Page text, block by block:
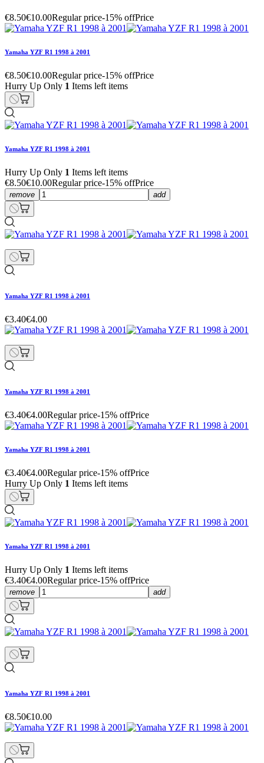
€8.50€10.00Regular price-15% offPrice
Yamaha YZF R1 1998 à 2001
€8.50€10.00Regular price-15% offPrice
Hurry Up Only 1 Items left items
Yamaha YZF R1 1998 à 2001
Hurry Up Only 1 Items left items
€8.50€10.00Regular price-15% offPrice
remove add
Yamaha YZF R1 1998 à 2001
€3.40€4.00
Yamaha YZF R1 1998 à 2001
€3.40€4.00Regular price-15% offPrice
Yamaha YZF R1 1998 à 2001
€3.40€4.00Regular price-15% offPrice
Hurry Up Only 1 Items left items
Yamaha YZF R1 1998 à 2001
Hurry Up Only 1 Items left items
€3.40€4.00Regular price-15% offPrice
remove add
Yamaha YZF R1 1998 à 2001
€8.50€10.00